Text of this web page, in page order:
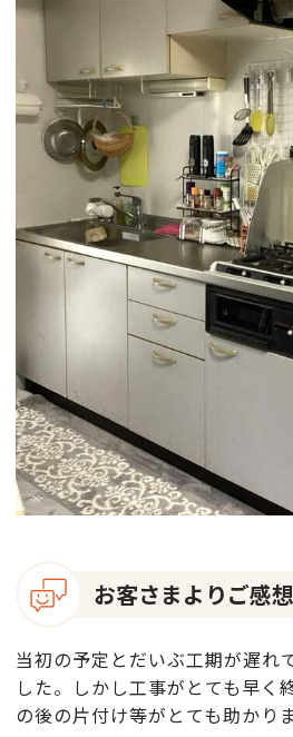
お客さまよりご感想
当初の予定とだいぶ工期が遅れ
した。しかし工事がとても早く
の後の片付け等がとても助かり